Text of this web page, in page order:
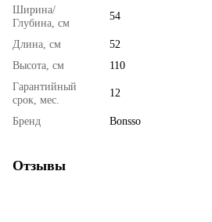
Ширина/
Глубина, см
54
Длина, см
52
Высота, см
110
Гарантийный
срок, мес.
12
Бренд Bonsso
Отзывы